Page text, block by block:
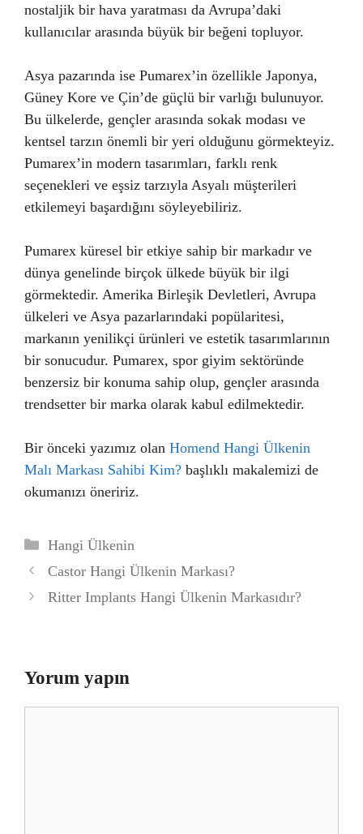
nostaljik bir hava yaratması da Avrupa’daki
kullanıcılar arasında büyük bir beğeni topluyor.
Asya pazarında ise Pumarex’in özellikle Japonya,
Güney Kore ve Çin’de güçlü bir varlığı bulunuyor.
Bu ülkelerde, gençler arasında sokak modası ve
kentsel tarzın önemli bir yeri olduğunu görmekteyiz.
Pumarex’in modern tasarımları, farklı renk
seçenekleri ve eşsiz tarzıyla Asyalı müşterileri
etkilemeyi başardığını söyleyebiliriz.
Pumarex küresel bir etkiye sahip bir markadır ve
dünya genelinde birçok ülkede büyük bir ilgi
görmektedir. Amerika Birleşik Devletleri, Avrupa
ülkeleri ve Asya pazarlarındaki popülaritesi,
markanın yenilikçi ürünleri ve estetik tasarımlarının
bir sonucudur. Pumarex, spor giyim sektöründe
benzersiz bir konuma sahip olup, gençler arasında
trendsetter bir marka olarak kabul edilmektedir.
Bir önceki yazımız olan Homend Hangi Ülkenin
Malı Markası Sahibi Kim? başlıklı makalemizi de
okumanızı öneririz.
Kategoriler
Hangi Ülkenin
Castor Hangi Ülkenin Markası?
Ritter Implants Hangi Ülkenin Markasıdır?
Yorum yapın